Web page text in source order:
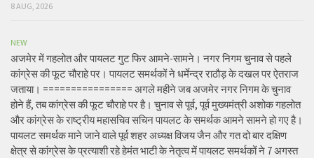
8 AUG, 2026
NEW
अजमेर में गहलोत और पायलट गुट फिर आमने-सामने। नगर निगम चुनाव से पहले
कांग्रेस की फूट चौराहे पर। पायलट समर्थकों ने धर्मेन्द्र राठौड़ के दखल पर ऐतराज
जताया। ================ अगले महीने जब अजमेर नगर निगम के चुनाव
होने हैं, तब कांग्रेस की फूट चौराहे पर है। चुनाव से पूर्व, पूर्व मुख्यमंत्री अशोक गहलोत
और कांग्रेस के राष्ट्रीय महासचिव सचिन पायलट के समर्थक आमने सामने हो गए है।
पायलट समर्थक माने जाने वाले पूर्व शहर अध्यक्ष विजय जैन और गत दो बार दक्षिण
क्षेत्र से कांग्रेस के प्रत्याशी रहे हेमंत भाटी के नेतृत्व में पायलट समर्थकों ने 7 अगस्त